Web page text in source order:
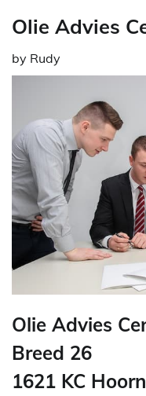
Olie Advies
by Rudy
Olie Advies
Breed 26
1621 KC Hoorn